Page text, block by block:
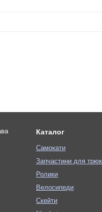
Каталог
Самокати
Запчастини для
Ролики
Велосипеди
Скейти